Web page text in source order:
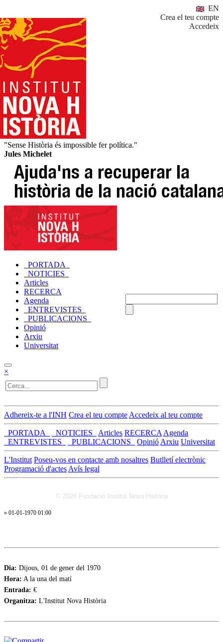
EN
Crea el teu compte
Accedeix
"Sense Història és impossible fer política."
Jules Michelet
_PORTADA_
_NOTICIES_
Articles
RECERCA
Agenda
_ENTREVISTES_
_PUBLICACIONS_
Opinió
Arxiu
Universitat
×
Adhereix-te a l'INH Crea el teu compte Accedeix al teu compte
_PORTADA_ _NOTICIES_ Articles RECERCA Agenda
_ENTREVISTES_
_PUBLICACIONS_ Opinió Arxiu Universitat
L'Institut Poseu-vos en contacte amb nosaltres Butlletí electrònic
Programació d'actes Avís legal
© 2026 Fundació Institut Nova Història
» 01-01-1970 01:00
Dia: Dijous, 01 de gener del 1970
Hora: A la una del matí
Entrada: €
Organitza: L'Institut Nova Història